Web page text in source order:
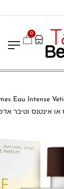
0
Eau Intense